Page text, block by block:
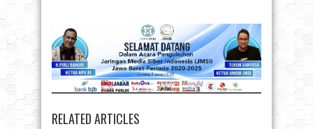
RELATED ARTICLES